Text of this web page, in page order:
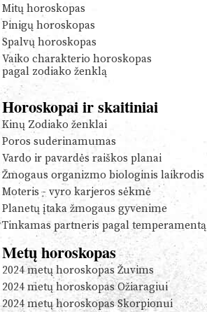
Mitų horoskopas
Pinigų horoskopas
Spalvų horoskopas
Vaiko charakterio horoskopas
pagal zodiako ženklą
Horoskopai ir skaitiniai
Kinų Zodiako ženklai
Poros suderinamumas
Vardo ir pavardės raiškos planai
Žmogaus organizmo biologinis laikrodis
Moteris - vyro karjeros sėkmė
Planetų įtaka žmogaus gyvenime
Tinkamas partneris pagal temperamentą
Metų horoskopas
2024 metų horoskopas Žuvims
2024 metų horoskopas Ožiaragiui
2024 metų horoskopas Skorpionui